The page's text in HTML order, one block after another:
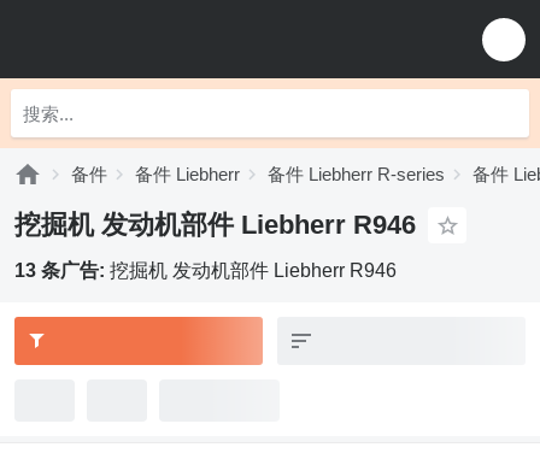
备件 备件 Liebherr 备件 Liebherr R-series 备件
挖掘机 发动机部件 Liebherr R946
13 条广告: 挖掘机 发动机部件 Liebherr R946